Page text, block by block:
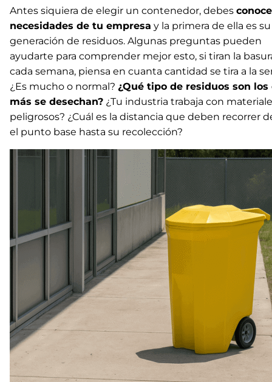
Antes siquiera de elegir un contenedor, debes
necesidades de tu empresa y la primera de ella es su
generación de residuos. Algunas preguntas pueden
ayudarte para comprender mejor esto, si tiran la
cada semana, piensa en cuanta cantidad se tira a la
¿Es mucho o normal? ¿Qué tipo de residuos son los
más se desechan? ¿Tu industria trabaja con
peligrosos? ¿Cuál es la distancia que deben recorrer
el punto base hasta su recolección?